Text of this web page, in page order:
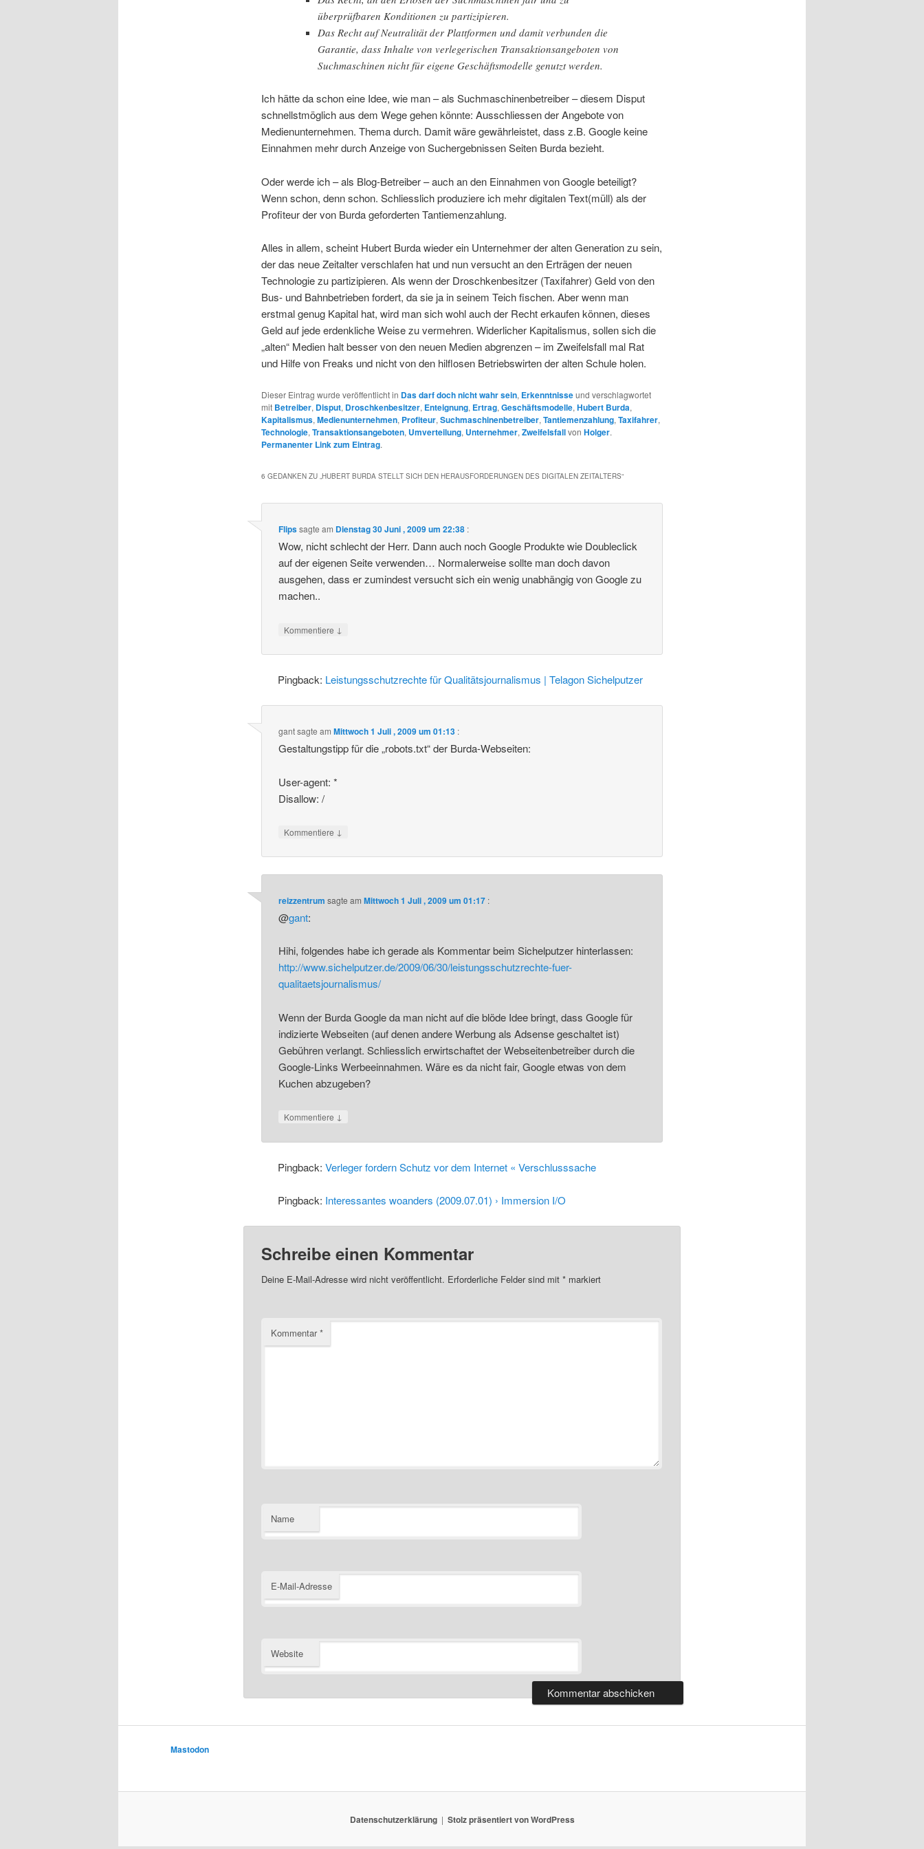
überprüfbaren Konditionen zu partizipieren.
Das Recht auf Neutralität der Plattformen und damit verbunden die
Garantie, dass Inhalte von verlegerischen Transaktionsangeboten von
Suchmaschinen nicht für eigene Geschäftsmodelle genutzt werden.
Ich hätte da schon eine Idee, wie man – als Suchmaschinenbetreiber – diesem Disput
schnellstmöglich aus dem Wege gehen könnte: Ausschliessen der Angebote von
Medienunternehmen. Thema durch. Damit wäre gewährleistet, dass z.B. Google keine
Einnahmen mehr durch Anzeige von Suchergebnissen Seiten Burda bezieht.
Oder werde ich – als Blog-Betreiber – auch an den Einnahmen von Google beteiligt?
Wenn schon, denn schon. Schliesslich produziere ich mehr digitalen Text(müll) als der
Profiteur der von Burda geforderten Tantiemenzahlung.
Alles in allem, scheint Hubert Burda wieder ein Unternehmer der alten Generation zu sein,
der das neue Zeitalter verschlafen hat und nun versucht an den Erträgen der neuen
Technologie zu partizipieren. Als wenn der Droschkenbesitzer (Taxifahrer) Geld von den
Bus- und Bahnbetrieben fordert, da sie ja in seinem Teich fischen. Aber wenn man
erstmal genug Kapital hat, wird man sich wohl auch der Recht erkaufen können, dieses
Geld auf jede erdenkliche Weise zu vermehren. Widerlicher Kapitalismus, sollen sich die
„alten“ Medien halt besser von den neuen Medien abgrenzen – im Zweifelsfall mal Rat
und Hilfe von Freaks und nicht von den hilflosen Betriebswirten der alten Schule holen.
Dieser Eintrag wurde veröffentlicht in Das darf doch nicht wahr sein, Erkenntnisseund verschlagwortet
mit Betreiber, Disput, Droschkenbesitzer, Enteignung, Ertrag, Geschäftsmodelle, Hubert Burda,
Kapitalismus, Medienunternehmen, Profiteur, Suchmaschinenbetreiber, Tantiemenzahlung, Taxifahrer,
Technologie, Transaktionsangeboten, Umverteilung, Unternehmer, Zweifelsfallvon Holger.
Permanenter Link zum Eintrag.
6 GEDANKEN ZU „HUBERT BURDA STELLT SICH DEN HERAUSFORDERUNGEN DES DIGITALEN ZEITALTERS“
Flipssagte am Dienstag 30 Juni , 2009 um 22:38 :
Wow, nicht schlecht der Herr. Dann auch noch Google Produkte wie Doubleclick
auf der eigenen Seite verwenden… Normalerweise sollte man doch davon
ausgehen, dass er zumindest versucht sich ein wenig unabhängig von Google zu
machen..
Kommentiere ↓
Pingback: Leistungsschutzrechte für Qualitätsjournalismus | Telagon Sichelputzer
gantsagte amMittwoch 1 Juli , 2009 um 01:13 :
Gestaltungstipp für die „robots.txt“ der Burda-Webseiten:
User-agent: *
Disallow: /
Kommentiere ↓
reizzentrum sagte amMittwoch 1 Juli , 2009 um 01:17 :
@gant:
Hihi, folgendes habe ich gerade als Kommentar beim Sichelputzer hinterlassen:
http://www.sichelputzer.de/2009/06/30/leistungsschutzrechte-fuer-
qualitaetsjournalismus/
Wenn der Burda Google da man nicht auf die blöde Idee bringt, dass Google für
indizierte Webseiten (auf denen andere Werbung als Adsense geschaltet ist)
Gebühren verlangt. Schliesslich erwirtschaftet der Webseitenbetreiber durch die
Google-Links Werbeeinnahmen. Wäre es da nicht fair, Google etwas von dem
Kuchen abzugeben?
Kommentiere ↓
Pingback:Verleger fordern Schutz vor dem Internet « Verschlusssache
Pingback: Interessantes woanders (2009.07.01) › Immersion I/O
Schreibe einen Kommentar
Deine E-Mail-Adresse wird nicht veröffentlicht. Erforderliche Felder sind mit *markiert
Kommentar*
Name
E-Mail-Adresse
Website
Mastodon
Datenschutzerklärung Stolz präsentiert von WordPress